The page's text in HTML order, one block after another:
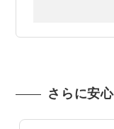
さらに安